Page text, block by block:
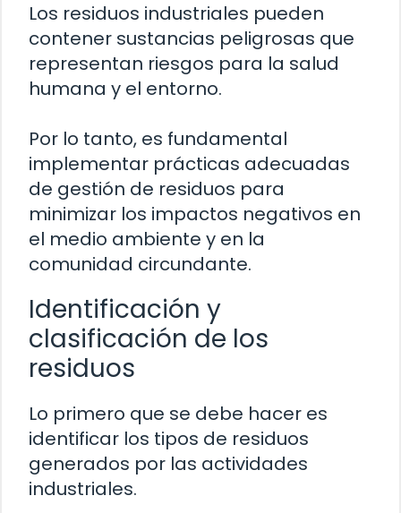
Los residuos industriales pueden
contener sustancias peligrosas que
representan riesgos para la salud
humana y el entorno.
Por lo tanto, es fundamental
implementar prácticas adecuadas
de gestión de residuos para
minimizar los impactos negativos en
el medio ambiente y en la
comunidad circundante.
Identificación y
clasificación de los
residuos
Lo primero que se debe hacer es
identificar los tipos de residuos
generados por las actividades
industriales.